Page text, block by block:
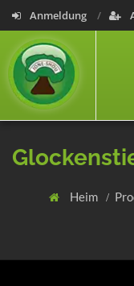
Anmeldung
Heim